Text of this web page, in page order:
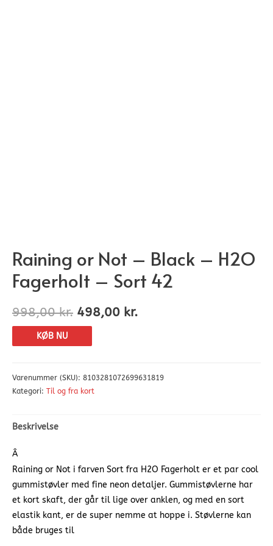
Raining or Not – Black – H2O
Fagerholt – Sort 42
998,00kr. 498,00 kr.
KØB NU
Varenummer (SKU): 8103281072699631819
Kategori: Til og fra kort
Beskrivelse
Â
Raining or Not i farven Sort fra H2O Fagerholt er et par cool
gummistøvler med fine neon detaljer. Gummistøvlerne har
et kort skaft, der går til lige over anklen, og med en sort
elastik kant, er de super nemme at hoppe i. Støvlerne kan
både bruges til